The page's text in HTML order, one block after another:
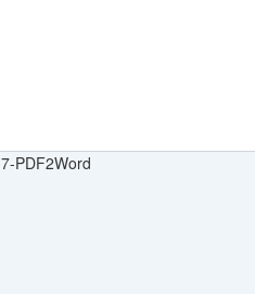
7-PDF2Word